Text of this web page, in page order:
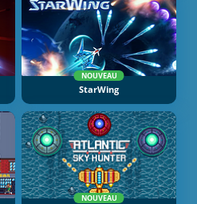
NOUVEAU
StarWing
NOUVEAU